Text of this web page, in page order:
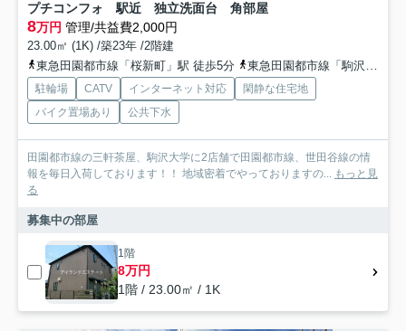
プチコンフォ 駅近 独立洗面台 角部屋
8万円 管理/共益費2,000円
23.00㎡ (1K) /築23年 /2階建
東急田園都市線「桜新町」駅 徒歩5分
東急田園都市線「駒沢大学」駅 徒歩18分
駐輪場 CATV インターネット対応
閑静な住宅地
バイク置場あり
公共下水
田園都市線の三軒茶屋、駒沢大学に2店舗で田園都市線、世田谷線の情
報を毎日入荷しております！！ 地域密着でやっておりますの... もっと見
る
募集中の部屋
1階
8万円
1階 / 23.00㎡ / 1K